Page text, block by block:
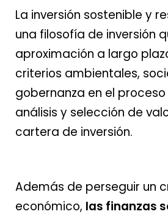
La inversión sostenible y
una filosofía de inversión
aproximación a largo
criterios ambientales,
gobernanza en el
análisis y selección de
cartera de inversión.
Además de perseguir un
económico, las finanzas